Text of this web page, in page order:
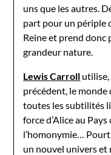
uns que les autres.
part pour un périple
Reine et prend donc
grandeur nature.
Lewis Carroll utilise,
précédent, le monde
toutes les subtilités
force d’Alice au
l’homonymie…
un nouvel univers et